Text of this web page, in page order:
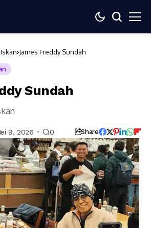
James Freddy Sundah
Sundah
9, 2026 0 Share